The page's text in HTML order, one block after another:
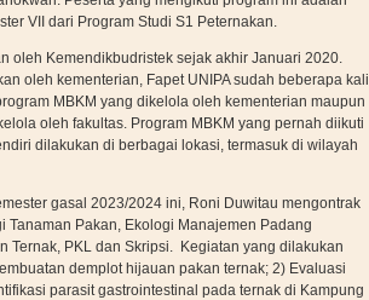
VII dari Program Studi S1 Peternakan.
oleh Kemendikbudristek sejak akhir Januari 2020.
oleh kementerian, Fapet UNIPA sudah beberapa kali
MBKM yang dikelola oleh kementerian maupun
oleh fakultas. Program MBKM yang pernah diikuti
dilakukan di berbagai lokasi, termasuk di wilayah
gasal 2023/2024 ini, Roni Duwitau mengontrak
Tanaman Pakan, Ekologi Manajemen Padang
Ternak, PKL dan Skripsi. Kegiatan yang dilakukan
demplot hijauan pakan ternak; 2) Evaluasi
parasit gastrointestinal pada ternak di Kampung